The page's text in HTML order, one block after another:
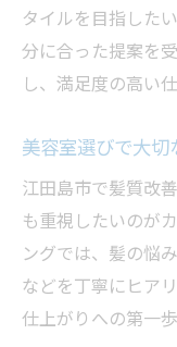
タイルを目指した
分に合った提案を
し、満足度の高い
美容室選びで大
江田島市で髪質改
も重視したいのが
ングでは、髪の悩
などを丁寧にヒア
仕上がりへの第一歩